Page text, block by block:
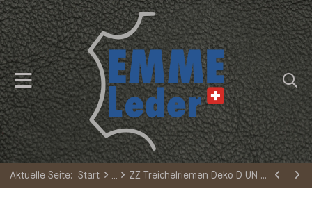
Aktuelle Seite: Start ZZ Treichelriemen Deko D UN WA EDW WA